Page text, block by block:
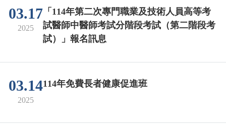
03.17
2025
「114年第二次專門職業及技術人員高等考
試醫師中醫師考試分階段考試（第二階段考
試）」報名訊息
03.14
2025
114年免費長者健康促進班